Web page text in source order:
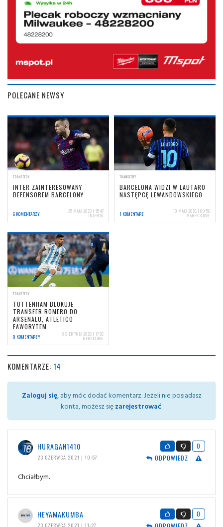
POLECANE NEWSY
TRANSFERY
INTER ZAINTERESOWANY
DEFENSOREM BARCELONY
6 KOMENTARZY 25 MAJA 2023 | 15:47
INTER00
TRANSFERY
BARCELONA WIDZI W LAUTARO
NASTĘPCĘ LEWANDOWSKIEGO
1 KOMENTARZ 19 MAJA 2026 | 09:56
MAREK SUDOŁ
TRANSFERY
TOTTENHAM BLOKUJE
TRANSFER ROMERO DO
ARSENALU, ATLETICO
FAWORYTEM
0 KOMENTARZY 8 SIERPNIA 2026 | 17:26
NERIOCORSI
KOMENTARZE: 14
Zaloguj się, aby móc dodać komentarz. Jeżeli nie posiadasz
konta, możesz sięzarejestrować.
HURAGAN1410
23 CZERWCA 2021 | 10:57
0
ODPOWIEDZ
Chciałbym.
HEYAMAKUMBA
23 CZERWCA 2021 | 11:27
0